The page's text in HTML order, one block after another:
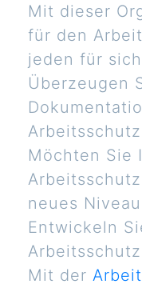
Mit dieser
für den
jeden für
Überzeugen
Möchten Sie
neues
Entwickeln
Mit der